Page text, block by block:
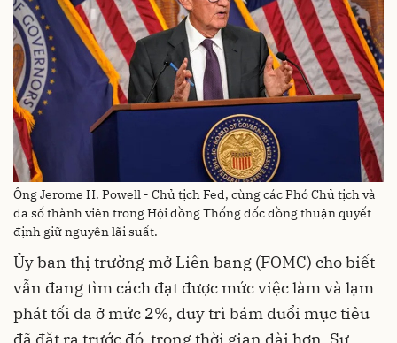
Ông Jerome H. Powell - Chủ tịch Fed, cùng các Phó Chủ tịch và
đa số thành viên trong Hội đồng Thống đốc đồng thuận quyết
định giữ nguyên lãi suất.
Ủy ban thị trường mở Liên bang (FOMC) cho biết
vẫn đang tìm cách đạt được mức việc làm và lạm
phát tối đa ở mức 2%, duy trì bám đuổi mục tiêu
đã đặt ra trước đó, trong thời gian dài hơn. Sự